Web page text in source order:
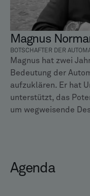
Magnus
BOTSCHAFTER DER
Magnus hat zwei
Bedeutung der
aufzuklären. Er hat
unterstützt, das
um wegweisende
Agenda